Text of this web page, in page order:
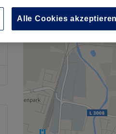
Alle Cookies